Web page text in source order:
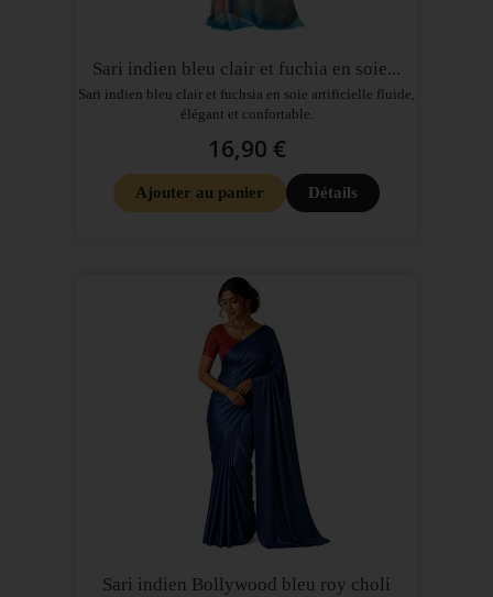
Sari indien bleu clair et fuchia en soie...
Sari indien bleu clair et fuchsia en soie artificielle fluide,
élégant et confortable.
16,90 €
Ajouter au panier Détails
Sari indien Bollywood bleu roy choli